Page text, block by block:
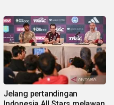
Jelang pertandingan